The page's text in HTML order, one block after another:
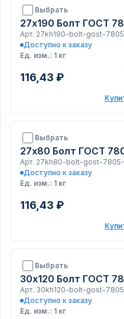
Выбрать
27х190 Болт ГОСТ
Арт. 27kh190-bolt-gost-
Доступно к заказу
Ед. изм.: 1 кг
116,43 ₽
Выбрать
27х80 Болт ГОСТ
Арт. 27kh80-bolt-gost-
Доступно к заказу
Ед. изм.: 1 кг
116,43 ₽
Выбрать
30х120 Болт ГОСТ
Арт. 30kh120-bolt-gost-
Доступно к заказу
Ед. изм.: 1 кг